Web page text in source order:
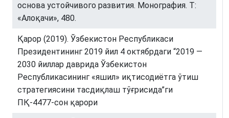
основа устойчивого развития. Монография. Т:
«Алоқачи», 480.
Қарор (2019). Ўзбекистон Республикаси
Президентининг 2019 йил 4 октябрдаги “2019 —
2030 йиллар даврида Ўзбекистон
Республикасининг «яшил» иқтисодиётга ўтиш
стратегиясини тасдиқлаш тўғрисида”ги
ПҚ-4477-сон қарори